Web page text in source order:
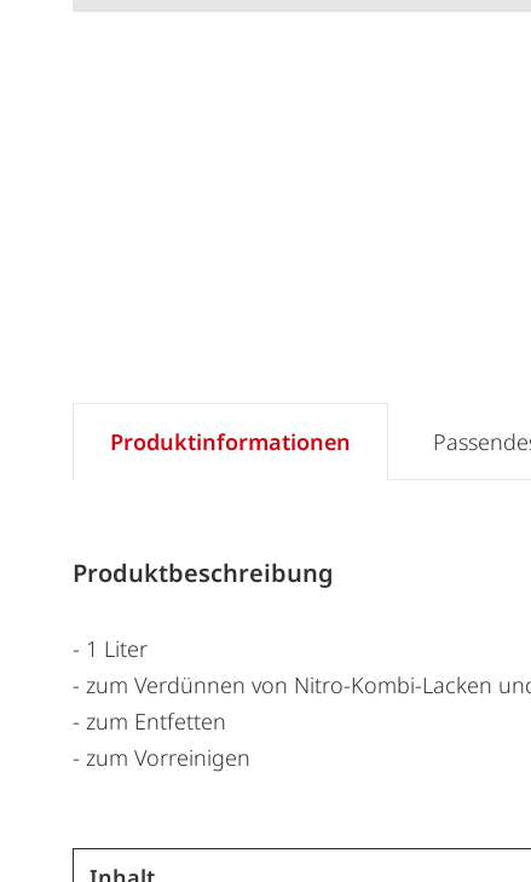
Produktinformationen
Produktbeschreibung
- 1 Liter
- zum Verdünnen von Nitro-Kombi-Lacken
- zum Entfetten
- zum Vorreinigen